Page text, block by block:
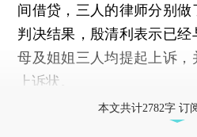
间借贷，三人的律师分别
判决结果，殷清利表示已
母及姐姐三人均提起上诉
上诉状。
本文共计2782字 订